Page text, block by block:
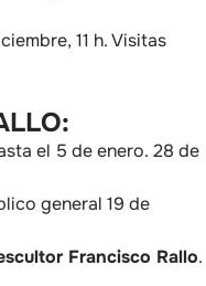
11 h. Visitas
el 5 de enero. 28 de
general 19 de
Francisco Rallo.